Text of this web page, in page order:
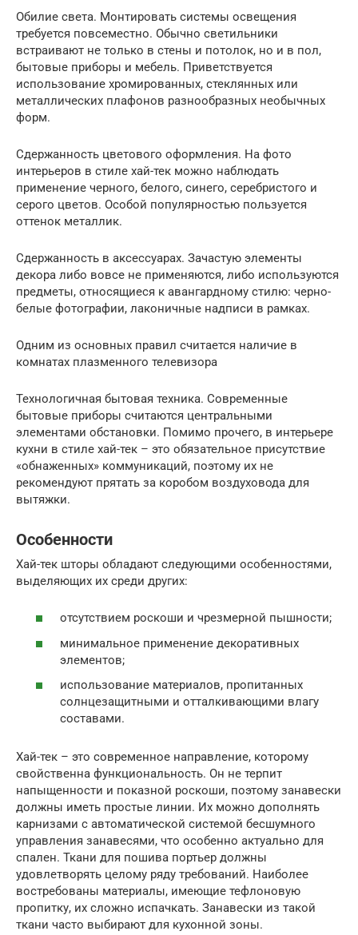
Обилие света. Монтировать системы освещения
требуется повсеместно. Обычно светильники
встраивают не только в стены и потолок, но и в пол,
бытовые приборы и мебель. Приветствуется
использование хромированных, стеклянных или
металлических плафонов разнообразных необычных
форм.
Сдержанность цветового оформления. На фото
интерьеров в стиле хай-тек можно наблюдать
применение черного, белого, синего, серебристого и
серого цветов. Особой популярностью пользуется
оттенок металлик.
Сдержанность в аксессуарах. Зачастую элементы
декора либо вовсе не применяются, либо используются
предметы, относящиеся к авангардному стилю: черно-
белые фотографии, лаконичные надписи в рамках.
Одним из основных правил считается наличие в
комнатах плазменного телевизора
Технологичная бытовая техника. Современные
бытовые приборы считаются центральными
элементами обстановки. Помимо прочего, в интерьере
кухни в стиле хай-тек – это обязательное присутствие
«обнаженных» коммуникаций, поэтому их не
рекомендуют прятать за коробом воздуховода для
вытяжки.
Особенности
Хай-тек шторы обладают следующими особенностями,
выделяющих их среди других:
отсутствием роскоши и чрезмерной пышности;
минимальное применение декоративных
элементов;
использование материалов, пропитанных
солнцезащитными и отталкивающими влагу
составами.
Хай-тек – это современное направление, которому
свойственна функциональность. Он не терпит
напыщенности и показной роскоши, поэтому занавески
должны иметь простые линии. Их можно дополнять
карнизами с автоматической системой бесшумного
управления занавесями, что особенно актуально для
спален. Ткани для пошива портьер должны
удовлетворять целому ряду требований. Наиболее
востребованы материалы, имеющие тефлоновую
пропитку, их сложно испачкать. Занавески из такой
ткани часто выбирают для кухонной зоны.